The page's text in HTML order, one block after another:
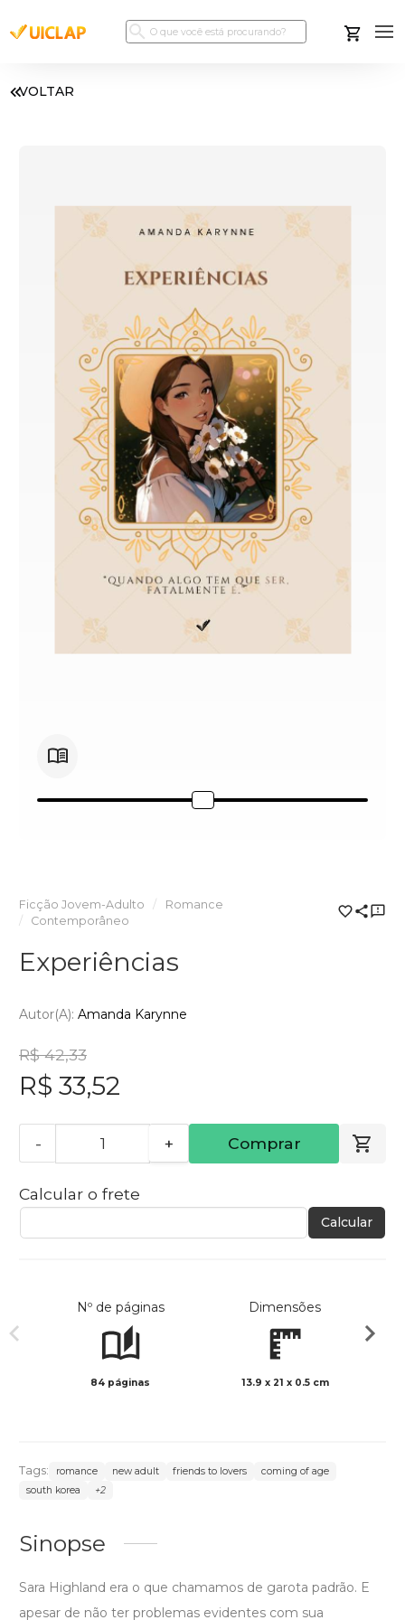
VOLTAR
Ficção Jovem-Adulto
Romance
Contemporâneo
Experiências
Autor(a): Amanda Karynne
R$ 42,33
R$ 33,52
- + Comprar
Calcular o frete
Calcular
Nº de páginas
84 páginas
Dimensões
13.9 x 21 x 0.5 cm
Tags: romance new adult friends to lovers
coming of age
south korea
+2
Sinopse
Sara Highland era o que chamamos de garota padrão. E
apesar de não ter problemas evidentes com sua